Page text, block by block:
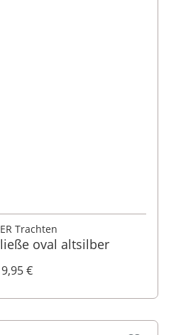
Trachten
oval altsilber
9,95 €